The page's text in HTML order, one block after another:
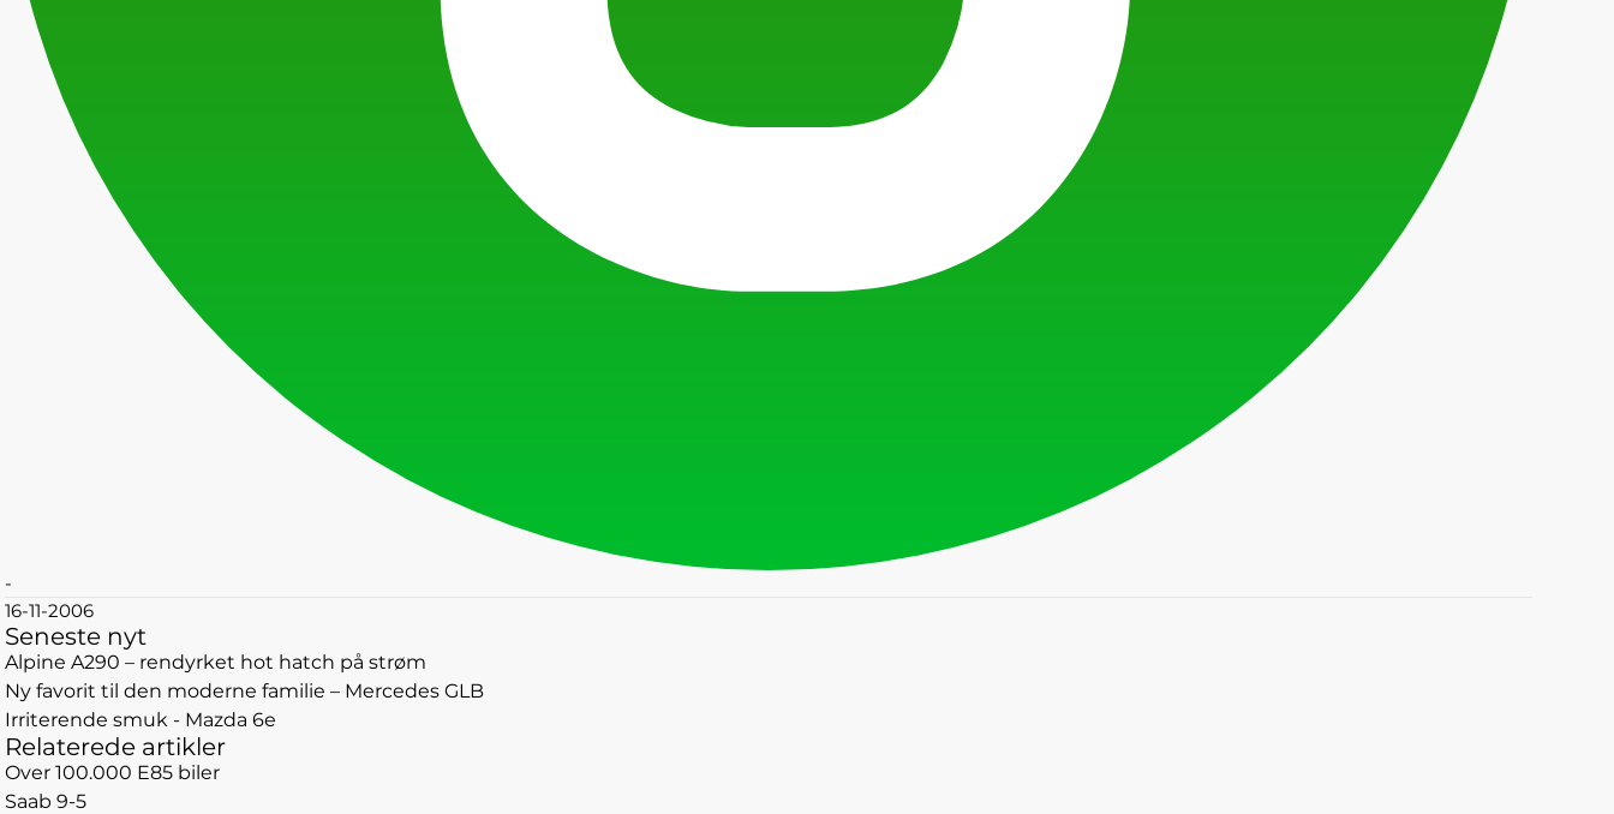
-
16-11-2006
Seneste nyt
Alpine A290 – rendyrket hot hatch på strøm
Ny favorit til den moderne familie – Mercedes GLB
Irriterende smuk - Mazda 6e
Relaterede artikler
Over 100.000 E85 biler
Saab 9-5